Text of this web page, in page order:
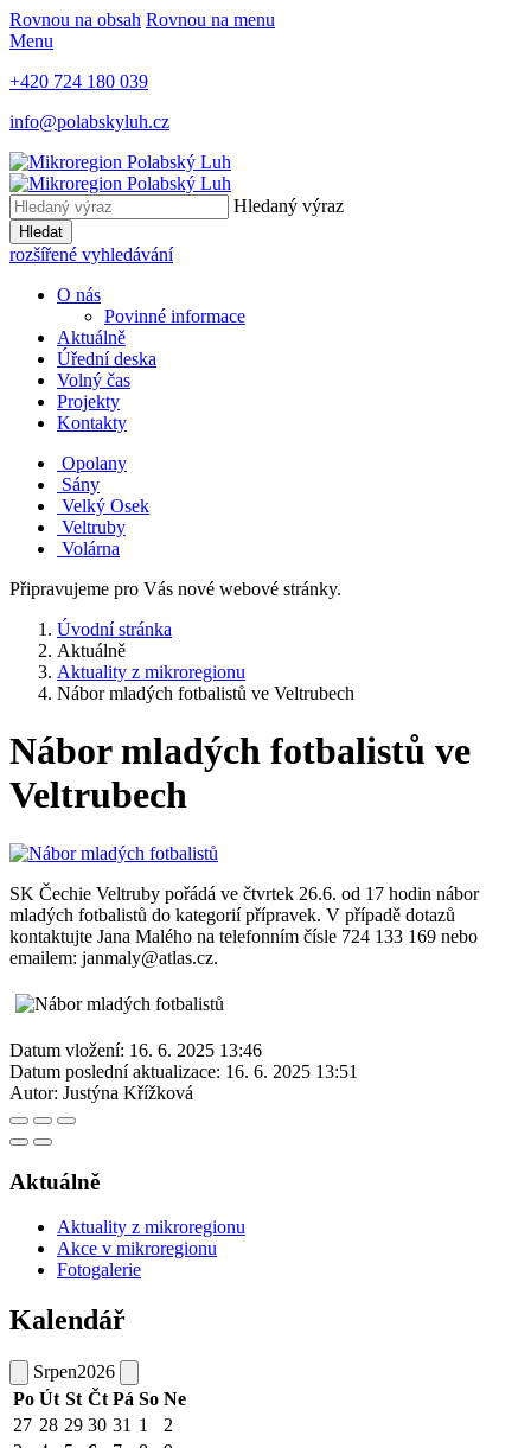
Rovnou na obsah Rovnou na menu
Menu
+420 724 180 039
info@polabskyluh.cz
Hledaný výraz
Hledat
rozšířené vyhledávání
O nás
Povinné informace
Aktuálně
Úřední deska
Volný čas
Projekty
Kontakty
Opolany
Sány
Velký Osek
Veltruby
Volárna
Připravujeme pro Vás nové webové stránky.
Úvodní stránka
Aktuálně
Aktuality z mikroregionu
Nábor mladých fotbalistů ve Veltrubech
Nábor mladých fotbalistů ve
Veltrubech
SK Čechie Veltruby pořádá ve čtvrtek 26.6. od 17 hodin nábor
mladých fotbalistů do kategorií přípravek. V případě dotazů
kontaktujte Jana Malého na telefonním čísle 724 133 169 nebo
emailem: janmaly@atlas.cz.
Datum vložení: 16. 6. 2025 13:46
Datum poslední aktualizace: 16. 6. 2025 13:51
Autor: Justýna Křížková
Aktuálně
Aktuality z mikroregionu
Akce v mikroregionu
Fotogalerie
Kalendář
Srpen2026
Po Út St Čt Pá So Ne
27 28 29 30 31 1
2